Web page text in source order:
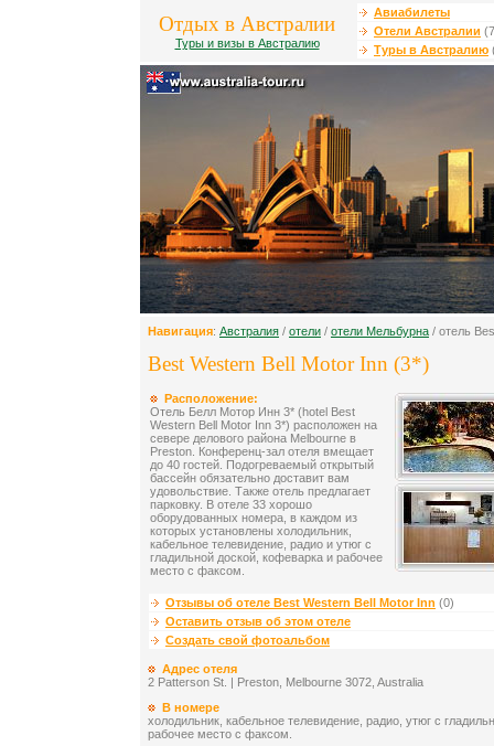
Отдых в Австралии
Туры и визы в Австралию
Авиабилеты
Отели Австралии
Туры в Австралию
Навигация: Австралия / отели / отели Мельбурна / отель
Best Western Bell Motor Inn (3*)
Расположение:
Отель Белл Мотор Инн 3* (hotel Best
Western Bell Motor Inn 3*) расположен на
севере делового района Melbourne в
Preston. Конференц-зал отеля вмещает
до 40 гостей. Подогреваемый открытый
бассейн обязательно доставит вам
удовольствие. Также отель предлагает
парковку. В отеле 33 хорошо
оборудованных номера, в каждом из
которых установлены холодильник,
кабельное телевидение, радио и утюг с
гладильной доской, кофеварка и рабочее
место с факсом.
Отзывы об отеле Best Western Bell Motor Inn (0)
Оставить отзыв об этом отеле
Создать свой фотоальбом
Адрес отеля
2 Patterson St. | Preston, Melbourne 3072, Australia
В номере
холодильник, кабельное телевидение, радио, утюг с
рабочее место с факсом.